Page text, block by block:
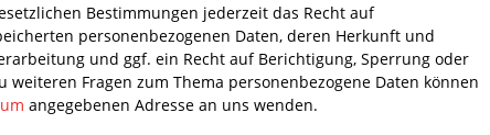
Bestimmungen jederzeit das Recht auf
personenbezogenen Daten, deren Herkunft und
und ggf. ein Recht auf Berichtigung, Sperrung oder
weiteren Fragen zum Thema personenbezogene Daten können
angegebenen Adresse an uns wenden.